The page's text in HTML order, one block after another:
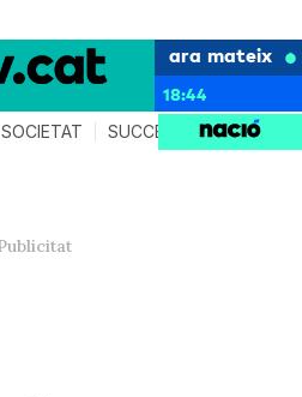
ara mateix
18:44
SOCIETAT SUCCESSOS